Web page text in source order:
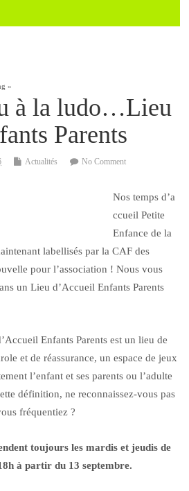
»
à la ludo…Lieu
Parents
Actualités No Comment
Nos temps d’a
ccueil Petite
Enfance de la
labellisés par la CAF des
pour l’association ! Nous vous
un Lieu d’Accueil Enfants Parents
Enfants Parents est un lieu de
et de réassurance, un espace de jeux
l’enfant et ses parents ou l’adulte
définition, ne reconnaissez-vous pas
fréquentiez ?
toujours les mardis et jeudis de
à partir du 13 septembre.